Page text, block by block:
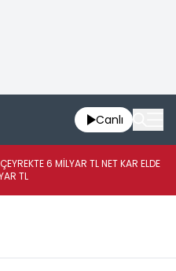
Canlı
6 MİLYAR TL NET KAR ELDE
TL